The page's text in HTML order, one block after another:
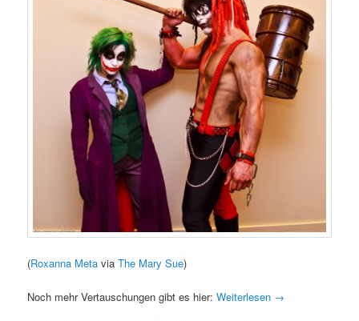
(Roxanna Meta viaThe Mary Sue)
Noch mehr Vertauschungen gibt es hier:Weiterlesen →